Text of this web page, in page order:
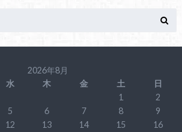
2026年8月
水 木 金 土
日
1
2
5 6 7 8
9
12 13 14 15
16